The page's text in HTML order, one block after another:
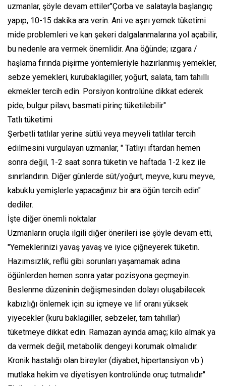
uzmanlar, şöyle devam ettiler"Çorba ve salatayla başlangıç
yapıp, 10-15 dakika ara verin. Ani ve aşırı yemek tüketimi
mide problemleri ve kan şekeri dalgalanmalarına yol açabilir,
bu nedenle ara vermek önemlidir. Ana öğünde; ızgara /
haşlama fırında pişirme yöntemleriyle hazırlanmış yemekler,
sebze yemekleri, kurubaklagiller, yoğurt, salata, tam tahıllı
ekmekler tercih edin. Porsiyon kontrolüne dikkat ederek
pide, bulgur pilavı, basmati pirinç tüketilebilir"
Tatlı tüketimi
Şerbetli tatlılar yerine sütlü veya meyveli tatlılar tercih
edilmesini vurgulayan uzmanlar, " Tatlıyı iftardan hemen
sonra değil, 1-2 saat sonra tüketin ve haftada 1-2 kez ile
sınırlandırın. Diğer günlerde süt/yoğurt, meyve, kuru meyve,
kabuklu yemişlerle yapacağınız bir ara öğün tercih edin"
dediler.
İşte diğer önemli noktalar
Uzmanların oruçla ilgili diğer önerileri ise şöyle devam etti,
"Yemeklerinizi yavaş yavaş ve iyice çiğneyerek tüketin.
Hazımsızlık, reflü gibi sorunları yaşamamak adına
öğünlerden hemen sonra yatar pozisyona geçmeyin.
Beslenme düzeninin değişmesinden dolayı oluşabilecek
kabızlığı önlemek için su içmeye ve lif oranı yüksek
yiyecekler (kuru baklagiller, sebzeler, tam tahıllar)
tüketmeye dikkat edin. Ramazan ayında amaç; kilo almak ya
da vermek değil, metabolik dengeyi korumak olmalıdır.
Kronik hastalığı olan bireyler (diyabet, hipertansiyon vb.)
mutlaka hekim ve diyetisyen kontrolünde oruç tutmalıdır"